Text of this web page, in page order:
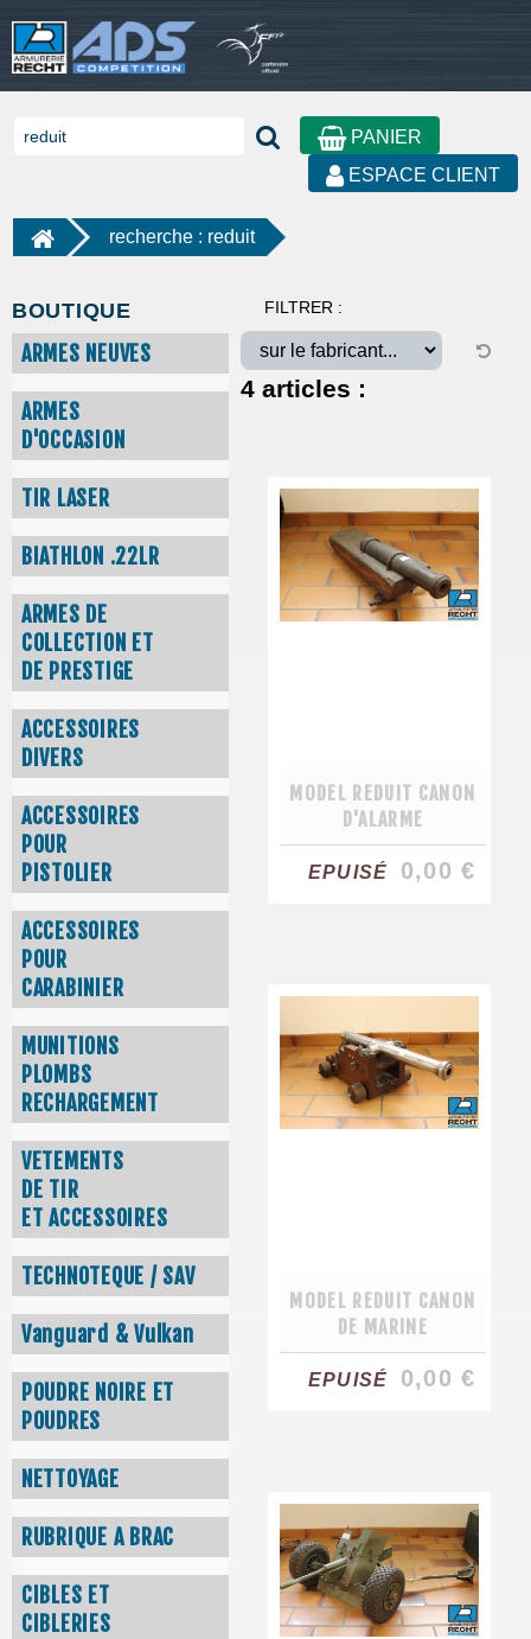
PANIER
ESPACE CLIENT
recherche : reduit
BOUTIQUE
ARMES NEUVES
ARMES
D'OCCASION
TIR LASER
BIATHLON .22LR
ARMES DE
COLLECTION ET
DE PRESTIGE
ACCESSOIRES
DIVERS
ACCESSOIRES
POUR
PISTOLIER
ACCESSOIRES
POUR
CARABINIER
MUNITIONS
PLOMBS
RECHARGEMENT
VETEMENTS
DE TIR
ET ACCESSOIRES
TECHNOTEQUE / SAV
Vanguard & Vulkan
POUDRE NOIRE ET
POUDRES
NETTOYAGE
RUBRIQUE A BRAC
CIBLES ET
CIBLERIES
FILTRER :
4articles :
MODEL REDUIT CANON
D'ALARME
EPUISÉ 0,00 €
MODEL REDUIT CANON
DE MARINE
EPUISÉ 0,00 €